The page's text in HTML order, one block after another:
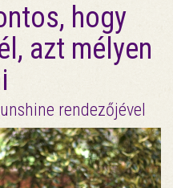
hogy
azt mélyen
rendezőjével